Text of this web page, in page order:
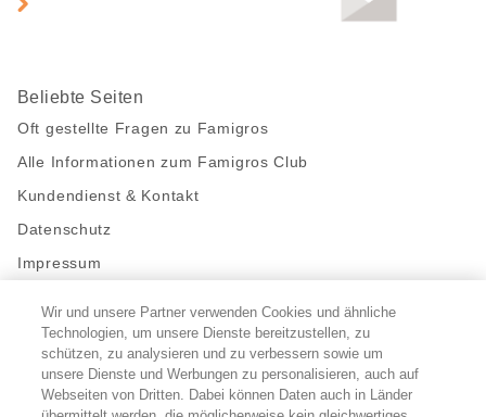
Beliebte Seiten
Oft gestellte Fragen zu Famigros
Alle Informationen zum Famigros Club
Kundendienst & Kontakt
Datenschutz
Impressum
Bleibe mit uns in Kontakt
Facebook
https://twitter.com/migros
https://www.youtube.com/user/
PinterestInstagram
Wir und unsere Partner verwenden Cookies und ähnliche
Technologien, um unsere Dienste bereitzustellen, zu
schützen, zu analysieren und zu verbessern sowie um
unsere Dienste und Werbungen zu personalisieren, auch auf
Webseiten von Dritten. Dabei können Daten auch in Länder